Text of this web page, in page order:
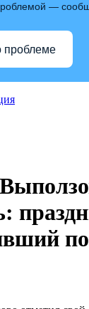
—
проблеме